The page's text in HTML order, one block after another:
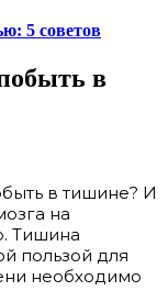
5 советов
в
в тишине? И
на
Тишина
пользой для
необходимо